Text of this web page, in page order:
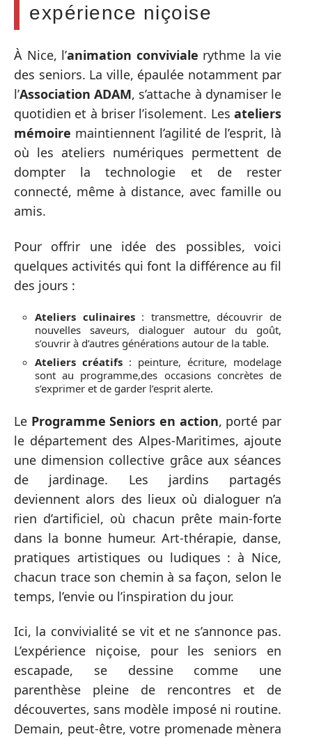
expérience niçoise
À Nice, l’animation conviviale rythme la vie
des seniors. La ville, épaulée notamment par
l’Association ADAM, s’attache à dynamiser le
quotidien et à briser l’isolement. Les ateliers
mémoire maintiennent l’agilité de l’esprit, là
où les ateliers numériques permettent de
dompter la technologie et de rester
connecté, même à distance, avec famille ou
amis.
Pour offrir une idée des possibles, voici
quelques activités qui font la différence au fil
des jours :
Ateliers culinaires: transmettre, découvrir de
nouvelles saveurs, dialoguer autour du goût,
s’ouvrir à d’autres générations autour de la table.
Ateliers créatifs : peinture, écriture, modelage
sont au programme,des occasions concrètes de
s’exprimer et de garder l’esprit alerte.
Le Programme Seniors en action, porté par
le département des Alpes-Maritimes, ajoute
une dimension collective grâce aux séances
de jardinage. Les jardins partagés
deviennent alors des lieux où dialoguer n’a
rien d’artificiel, où chacun prête main-forte
dans la bonne humeur. Art-thérapie, danse,
pratiques artistiques ou ludiques : à Nice,
chacun trace son chemin à sa façon, selon le
temps, l’envie ou l’inspiration du jour.
Ici, la convivialité se vit et ne s’annonce pas.
L’expérience niçoise, pour les seniors en
escapade, se dessine comme une
parenthèse pleine de rencontres et de
découvertes, sans modèle imposé ni routine.
Demain, peut-être, votre promenade mènera